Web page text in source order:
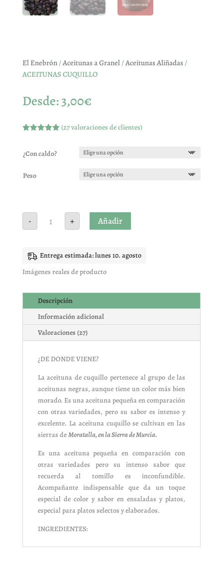
El Enebrón/Aceitunas a Granel/Aceitunas Aliñadas/
ACEITUNAS CUQUILLO
Desde:3,00€
5 en base
a
s de
clientes
(27valoraciones de clientes)
¿Con caldo?
Peso
-
ACEITUNAS
CUQUILLO
cantidad
+ Añadir
Entrega estimada: lunes 10. agosto
Imágenes reales de producto
Descripción
Información adicional
Valoraciones (27)
¿DE DONDE VIENE?
La aceituna de cuquillo pertenece al grupo de las
aceitunas negras, aunque tiene un color más bien
morado. Es una aceituna pequeña en comparación
con otras variedades, pero su sabor es intenso y
excelente. La aceituna cuquillo se cultivan en las
sierras deMoratalla, en la Sierra de Murcia.
Es una aceituna pequeña en comparación con
otras variedades pero su intenso sabor que
recuerda al tomillo es inconfundible.
Acompañante indispensable que da un toque
especial de color y sabor en ensaladas y platos,
especial para platos selectos y elaborados.
INGREDIENTES: